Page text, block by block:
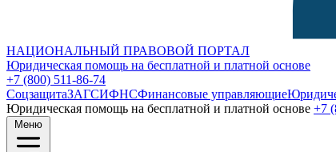
НАЦИОНАЛЬНЫЙ ПРАВОВОЙ ПОРТАЛ
Юридическая помощь на бесплатной и платной основе
+7 (800) 511-86-74
СоцзащитаЗАГСИФНСФинансовые управляющие
Юридическая помощь на бесплатной и платной основе +7
Меню